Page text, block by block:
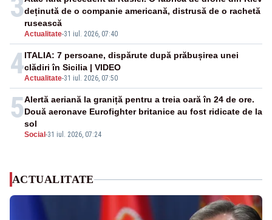
3
Actualitate-31 iul. 2026, 07:40
deținută de o companie americană, distrusă de o rachetă
rusească
4Actualitate-31 iul. 2026, 07:50
ITALIA: 7 persoane, dispărute după prăbușirea unei
clădiri în Sicilia | VIDEO
5
Social -31 iul. 2026, 07:24
Alertă aeriană la graniță pentru a treia oară în 24 de ore.
Două aeronave Eurofighter britanice au fost ridicate de la
sol
ACTUALITATE